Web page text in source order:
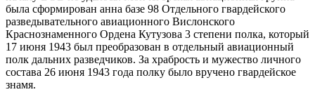
была сформирован анна базе 98 Отдельного гвардейского
разведывательного авиационного Вислонского
Краснознаменного Ордена Кутузова 3 степени полка, который
17 июня 1943 был преобразован в отдельный авиационный
полк дальних разведчиков. За храбрость и мужество личного
состава 26 июня 1943 года полку было вручено гвардейское
знамя.